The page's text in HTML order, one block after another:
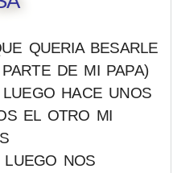
QUERIA BESARLE
DE MI PAPA)
HACE UNOS
EL OTRO MI
LUEGO NOS